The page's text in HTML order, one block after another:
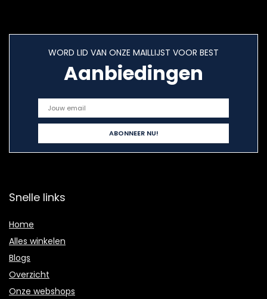
WORD LID VAN ONZE MAILLIJST VOOR BEST
Aanbiedingen
Snelle links
Home
Alles winkelen
Blogs
Overzicht
Onze webshops